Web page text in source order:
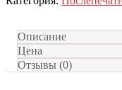
Описание
Цена
Отзывы (0)